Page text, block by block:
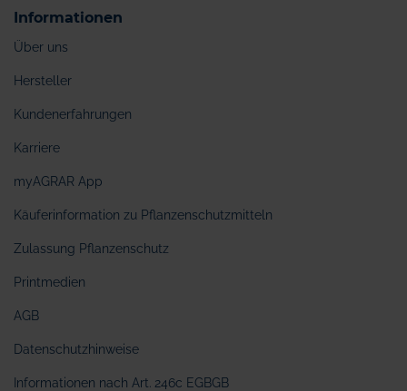
Informationen
Über uns
Hersteller
Kundenerfahrungen
Karriere
myAGRAR App
Käuferinformation zu Pflanzenschutzmitteln
Zulassung Pflanzenschutz
Printmedien
AGB
Datenschutzhinweise
Informationen nach Art. 246c EGBGB